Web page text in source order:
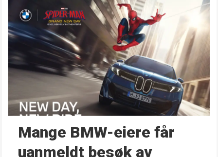
Mange BMW-eiere får
uanmeldt besøk av